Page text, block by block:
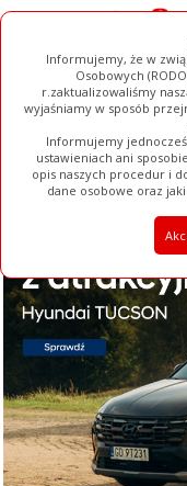
Informujemy, że w
Osobowych
r.zaktualizowaliśmy
wyjaśniamy w sposób
Informujemy
ustawieniach ani
opis naszych procedur i
dane osobowe oraz
Ogłoszenia Filmy